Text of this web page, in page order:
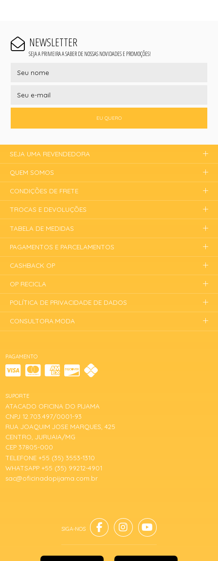
NEWSLETTER
SEJA A PRIMEIRA A SABER DE NOSSAS NOVIDADES E PROMOÇÕES!
EU QUERO
PAGAMENTO
SUPORTE
ATACADO OFICINA DO PIJAMA
CNPJ 12.703.497/0001-93
RUA JOAQUIM JOSE MARQUES, 425
CENTRO, JURUAIA/MG
CEP 37805-000
TELEFONE +55 (35) 3553-1310
WHATSAPP +55 (35) 99212-4901
sac@oficinadopijama.com.br
SEJA UMA REVENDEDORA
QUEM SOMOS
CONDIÇÕES DE FRETE
TROCAS E DEVOLUÇÕES
TABELA DE MEDIDAS
PAGAMENTOS E PARCELAMENTOS
CASHBACK OP
OP RECICLA
POLÍTICA DE PRIVACIDADE DE DADOS
CONSULTORA.MODA